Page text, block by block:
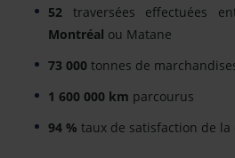
52 traversées effectuées
Montréal ou Matane
73 000 tonnes de
1 600 000 km parcourus
94 % taux de satisfaction de la